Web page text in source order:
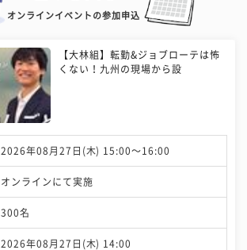
オンラインイベントの参加申込
【大林組】転勤&ジョブローテは怖
くない！九州の現場から設
2026年08月27日(木) 15:00〜16:00
オンラインにて実施
300名
2026年08月27日(木) 14:00